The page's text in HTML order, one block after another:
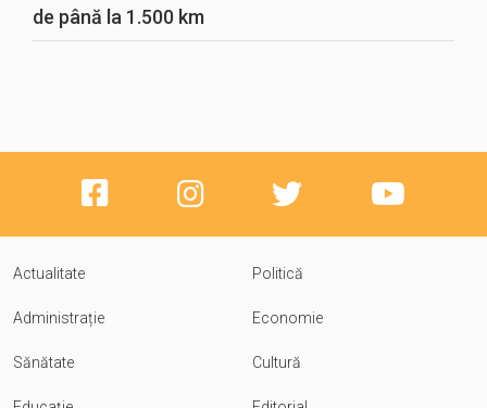
de până la 1.500 km
Actualitate Politică
Administrație Economie
Sănătate Cultură